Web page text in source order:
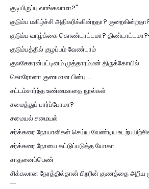
குடியிருப்பு வாங்கலாமா?"
குடும்ப மகிழ்ச்சி அதிகரிக்கின்றதா?
குடும்ப வாழ்க்கை கொண்டாட்டமா?
குடும்பத்தில் குழப்பம் வேண்டாம்
குலசேகரன்பட்டினம் முத்தாரம்மன் திருக்கோயில்
கொரோனா குணமான பின்பு ...
சட்டம்சார்ந்த உண்மைகதை நூல்கள்
சமைத்துப் பார்ப்போமா?
சமையல் சமையல்
சர்க்கரை நோயாளிகள் செய்ய வேண்டிய
சர்க்கரை நோயை கட்டுப்படுத்த யோகா.
சாதனைப்பெண்
சிக்கலான நேரத்தில்தான் பிறரின் குணத்தை அறிய
--